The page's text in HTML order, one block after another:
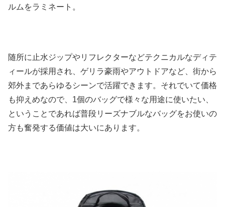
ルムをラミネート。
随所に止水ジップやリフレクターなどテクニカルなディテ
ィールが採用され、ゲリラ豪雨やアウトドアなど、街から
郊外まであらゆるシーンで活躍できます。それでいて価格
も抑えめなので、1個のバッグで様々な用途に使いたい、
ということであれば普段リーズナブルなバッグをお使いの
方も奮発する価値は大いにあります。